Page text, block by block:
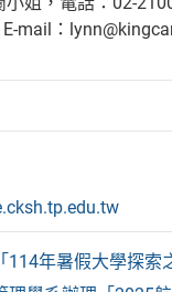
mail：
114年暑假大學探索